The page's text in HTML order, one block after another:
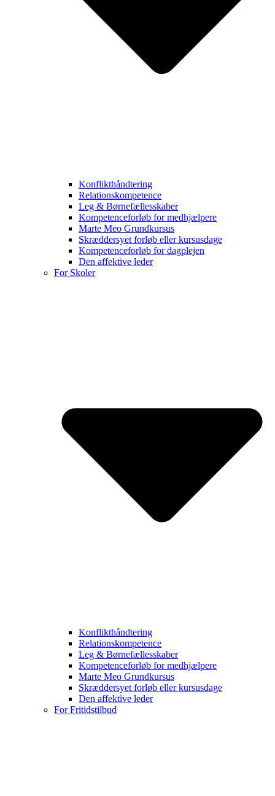
Konflikthåndtering
Relationskompetence
Leg & Børnefællesskaber
Kompetenceforløb for medhjælpere
Marte Meo Grundkursus
Skræddersyet forløb eller kursusdage
Kompetenceforløb for dagplejen
Den affektive leder
For Skoler
Konflikthåndtering
Relationskompetence
Leg & Børnefællesskaber
Kompetenceforløb for medhjælpere
Marte Meo Grundkursus
Skræddersyet forløb eller kursusdage
Den affektive leder
For Fritidstilbud